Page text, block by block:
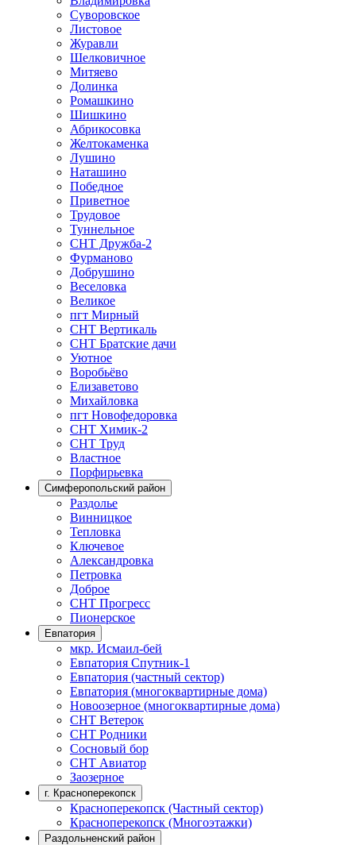
Суворовское
Листовое
Журавли
Шелковичное
Митяево
Долинка
Ромашкино
Шишкино
Абрикосовка
Желтокаменка
Лушино
Наташино
Победное
Приветное
Трудовое
Туннельное
СНТ Дружба-2
Фурманово
Добрушино
Веселовка
Великое
пгт Мирный
СНТ Вертикаль
СНТ Братские дачи
Уютное
Воробьёво
Елизаветово
Михайловка
пгт Новофедоровка
СНТ Химик-2
СНТ Труд
Властное
Порфирьевка
Симферопольский район
Раздолье
Винницкое
Тепловка
Ключевое
Александровка
Петровка
Доброе
СНТ Прогресс
Пионерское
Евпатория
мкр. Исмаил-бей
Евпатория Спутник-1
Евпатория (частный сектор)
Евпатория (многоквартирные дома)
Новоозерное (многоквартирные дома)
СНТ Ветерок
СНТ Родники
Сосновый бор
СНТ Авиатор
Заозерное
г. Красноперекопск
Красноперекопск (Частный сектор)
Красноперекопск (Многоэтажки)
Раздольненский район